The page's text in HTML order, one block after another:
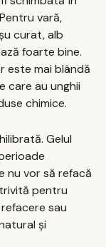
vară,
curat, alb
foarte bine.
este mai blândă
care au unghii
chimice.
Gelul
nu vor să refacă
pentru
sau
și